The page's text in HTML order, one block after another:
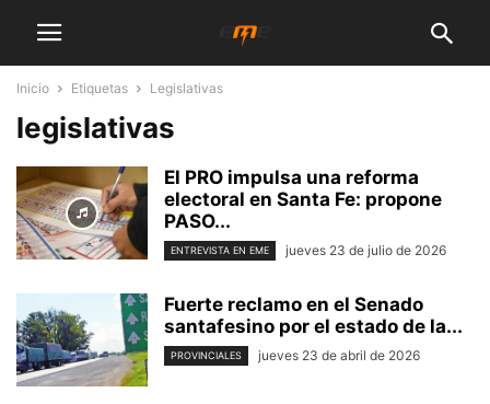
Inicio Etiquetas Legislativas
legislativas
El PRO impulsa una reforma
electoral en Santa Fe: propone
PASO...
ENTREVISTA EN EME jueves 23 de julio de 2026
Fuerte reclamo en el Senado
santafesino por el estado de la...
PROVINCIALES jueves 23 de abril de 2026